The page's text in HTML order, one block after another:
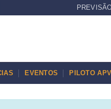
EVENTOS PILOTO